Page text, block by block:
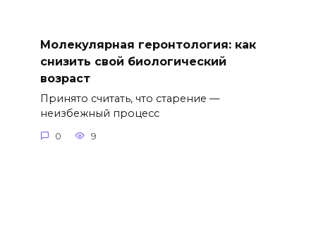
Молекулярная геронтология: как
снизить свой биологический
возраст
Принято считать, что старение —
неизбежный процесс
0 9